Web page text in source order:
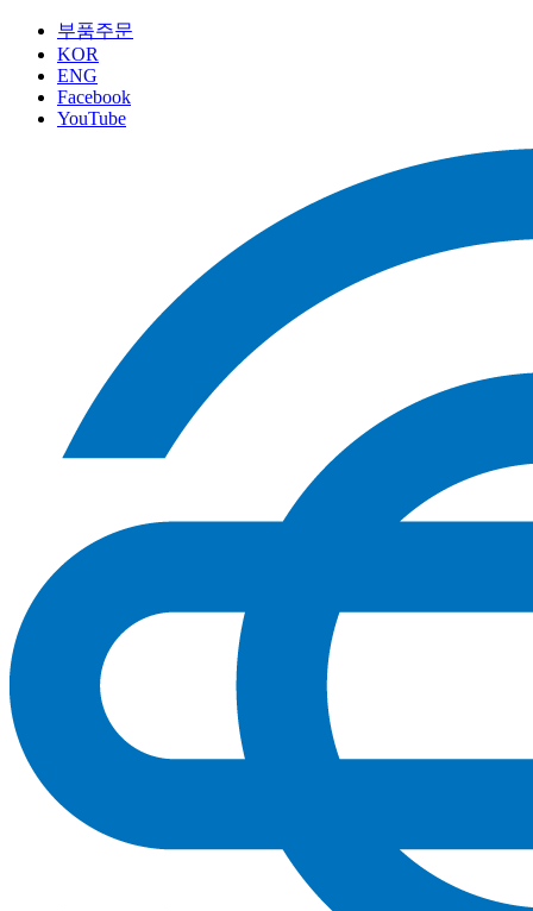
부품주문
KOR
ENG
Facebook
YouTube